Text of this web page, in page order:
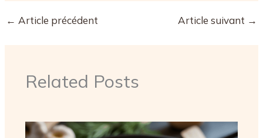
← Article précédent Article suivant →
Related Posts